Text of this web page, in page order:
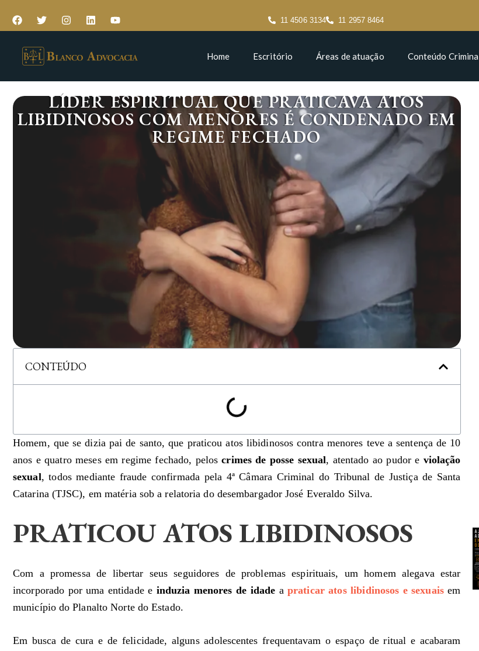
11 4506 3134 11 2957 8464
Home Escritório Áreas de atuação Conteúdo
LÍDER ESPIRITUAL QUE PRATICAVA ATOS
LIBIDINOSOS COM MENORES É CONDENADO EM
REGIME FECHADO
CONTEÚDO
Homem, que se dizia pai de santo, que praticou atos libidinosos contra menores teve a sentença de 10
anos e quatro meses em regime fechado, peloscrimes de posse sexual, atentado ao pudor e violação
sexual, todos mediante fraude confirmada pela 4ª Câmara Criminal do Tribunal de Justiça de Santa
Catarina (TJSC), em matéria sob a relatoria do desembargador José Everaldo Silva.
PRATICOU ATOS LIBIDINOSOS
Com a promessa de libertar seus seguidores de problemas espirituais, um homem alegava estar
incorporado por uma entidade e induzia menores de idade apraticar atos libidinosos e sexuaisem
município do Planalto Norte do Estado.
Em busca de cura e de felicidade, alguns adolescentes frequentavam o espaço de ritual e acabaram